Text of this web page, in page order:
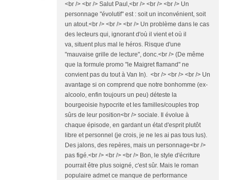
<br /> <br /> Salut Paul,<br /> <br /> <br /> Un
personnage "évolutif" est : soit un inconvénient, soit
un atout.<br /> <br /> <br /> Un problème dans le cas
des lecteurs qui, ignorant d'où il vient et où il
va, situent plus mal le héros. Risque d'une
"mauvaise grille de lecture", donc.<br /> (De même
que la formule promo "le Maigret flamand" ne
convient pas du tout à Van In). <br /> <br /> <br /> Un
avantage si on comprend que notre bonhomme (ex-
alcoolo, enfin toujours un peu) déteste la
bourgeoisie hypocrite et les familles/couples trop
sûrs de leur position<br /> sociale. Il évolue à
chaque épisode, en gardant un état d'esprit plutôt
libre et personnel (je crois, je ne les ai pas tous lus).
Des jalons, des repères, mais un personnage<br />
pas figé.<br /> <br /> <br /> Bon, le style d'écriture
pourrait être plus soigné, c'est sûr. Mais le roman
populaire admet ce manque de performance